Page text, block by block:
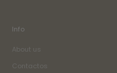
Info
About us
Contactos